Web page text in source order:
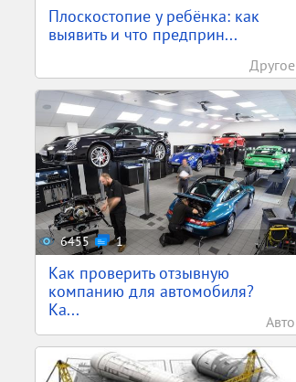
Плоскостопие у ребёнка: как
выявить и что предприн...
Другое
6455 1
Как проверить отзывную
компанию для автомобиля?
Ка...
Авто